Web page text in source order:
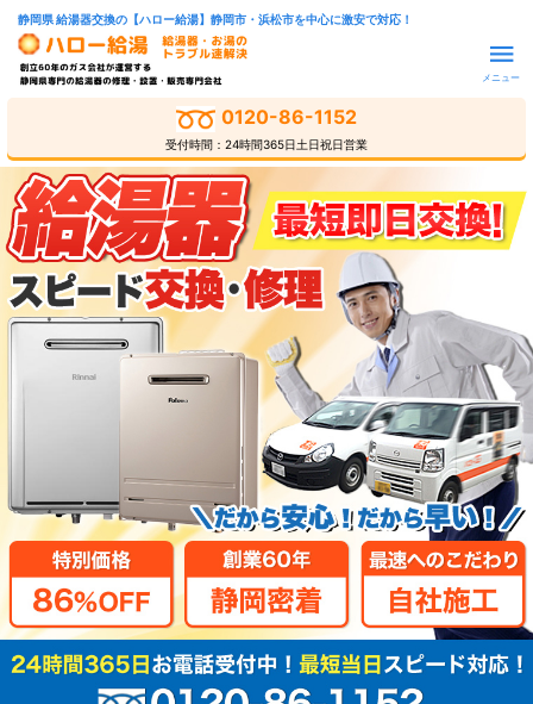
静岡県 給湯器交換の【ハロー給湯】静岡市・浜松市を中心に激安で対応！
メニュー
0120-86-1152
受付時間：24時間365日土日祝日営業